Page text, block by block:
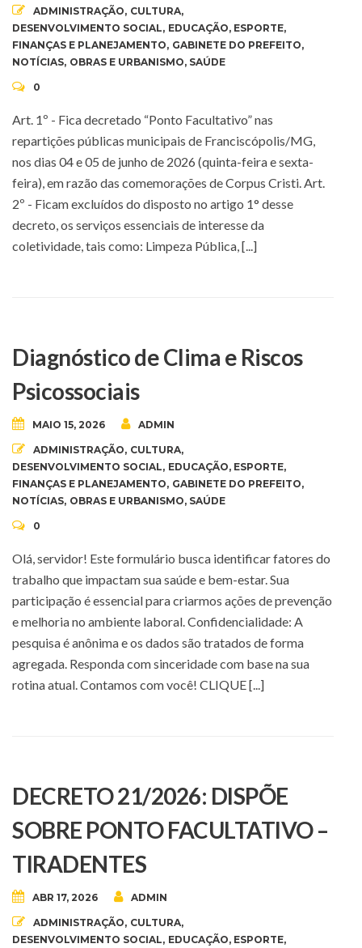
ADMINISTRAÇÃO, CULTURA,
DESENVOLVIMENTO SOCIAL, EDUCAÇÃO, ESPORTE,
FINANÇAS E PLANEJAMENTO, GABINETE DO PREFEITO,
NOTÍCIAS, OBRAS E URBANISMO, SAÚDE
0
Art. 1º - Fica decretado “Ponto Facultativo” nas
repartições públicas municipais de Franciscópolis/MG,
nos dias 04 e 05 de junho de 2026 (quinta-feira e sexta-
feira), em razão das comemorações de Corpus Cristi. Art.
2º - Ficam excluídos do disposto no artigo 1° desse
decreto, os serviços essenciais de interesse da
coletividade, tais como: Limpeza Pública, [...]
Diagnóstico de Clima e Riscos
Psicossociais
MAIO 15, 2026 ADMIN
ADMINISTRAÇÃO, CULTURA,
DESENVOLVIMENTO SOCIAL, EDUCAÇÃO, ESPORTE,
FINANÇAS E PLANEJAMENTO, GABINETE DO PREFEITO,
NOTÍCIAS, OBRAS E URBANISMO, SAÚDE
0
Olá, servidor! Este formulário busca identificar fatores do
trabalho que impactam sua saúde e bem-estar. Sua
participação é essencial para criarmos ações de prevenção
e melhoria no ambiente laboral. Confidencialidade: A
pesquisa é anônima e os dados são tratados de forma
agregada. Responda com sinceridade com base na sua
rotina atual. Contamos com você! CLIQUE [...]
DECRETO 21/2026: DISPÕE
SOBRE PONTO FACULTATIVO –
TIRADENTES
ABR 17, 2026 ADMIN
ADMINISTRAÇÃO, CULTURA,
DESENVOLVIMENTO SOCIAL, EDUCAÇÃO, ESPORTE,